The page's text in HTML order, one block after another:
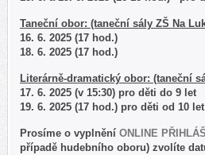
Taneční obor: (taneční sály ZŠ Na
16. 6. 2025 (17 hod.)
18. 6. 2025 (17 hod.)
Literárně-dramatický obor: (taneční
17. 6. 2025 (v 15:30) pro děti do 9 let
19. 6. 2025 (17 hod.) pro děti od 10 let
Prosíme o vyplnění ONLINE
případě hudebního oboru) zvolíte